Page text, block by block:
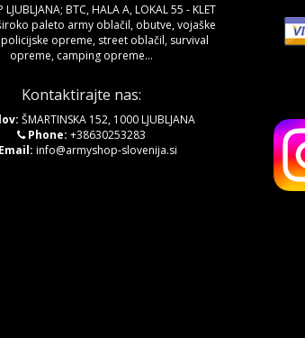
LJUBLJANA; BTC, HALA A, LOKAL 55 - KLET
paleto army oblačil, obutve, vojaške
opreme, street oblačil, survival
opreme, camping opreme...
Kontaktirajte nas:
ŠMARTINSKA 152, 1000 LJUBLJANA
Phone: +38630253283
Email: info@armyshop-slovenija.si